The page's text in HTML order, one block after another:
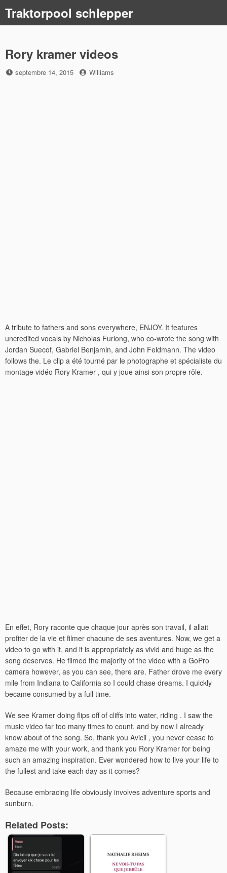
content
Traktorpool schlepper
Rory kramer videos
Posted
septembre 14, 2015 by
Williams
A tribute to fathers and sons everywhere, ENJOY. It features
uncredited vocals by Nicholas Furlong, who co-wrote the song with
Jordan Suecof, Gabriel Benjamin, and John Feldmann. The video
follows the. Le clip a été tourné par le photographe et spécialiste du
montage vidéo Rory Kramer , qui y joue ainsi son propre rôle.
En effet, Rory raconte que chaque jour après son travail, il allait
profiter de la vie et filmer chacune de ses aventures. Now, we get a
video to go with it, and it is appropriately as vivid and huge as the
song deserves. He filmed the majority of the video with a GoPro
camera however, as you can see, there are. Father drove me every
mile from Indiana to California so I could chase dreams. I quickly
became consumed by a full time.
We see Kramer doing flips off of cliffs into water, riding . I saw the
music video far too many times to count, and by now I already
know about of the song. So, thank you Avicii , you never cease to
amaze me with your work, and thank you Rory Kramer for being
such an amazing inspiration. Ever wondered how to live your life to
the fullest and take each day as it comes?
Because embracing life obviously involves adventure sports and
sunburn.
Related Posts: